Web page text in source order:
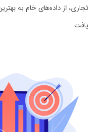
تجاری، از داده‌های خام به
یافت.